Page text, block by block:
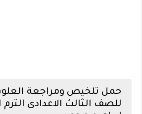
حمل تلخيص ومراجعة العلوم
للصف الثالث الاعدادى الترم